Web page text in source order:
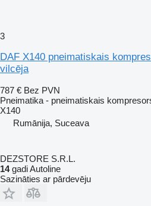
3
DAF X140 pneimatiskais
vilcēja
787 € Bez PVN
Pneimatika - pneimatiskais
X140
Rumānija, Suceava
DEZSTORE S.R.L.
14gadi Autoline
Sazināties ar pārdevēju